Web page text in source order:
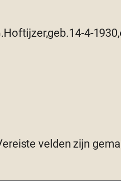
4-
velden zijn